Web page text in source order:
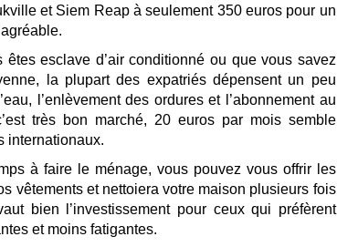
et Siem Reap à seulement 350 euros pour un
esclave d’air conditionné ou que vous savez
la plupart des expatriés dépensent un peu
l’enlèvement des ordures et l’abonnement au
très bon marché, 20 euros par mois semble
internationaux.
à faire le ménage, vous pouvez vous offrir les
vêtements et nettoiera votre maison plusieurs fois
bien l’investissement pour ceux qui préfèrent
et moins fatigantes.